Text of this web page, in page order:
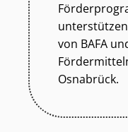
von BAFA
Osnabrück.